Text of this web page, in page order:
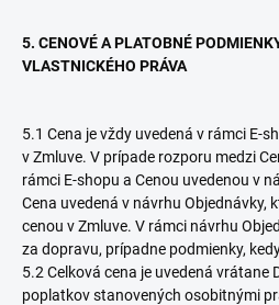
5. CENOVÉ A PLATOBNÉ
VLASTNICKÉHO PRÁVA
5.1 Cena je vždy uvedená v rámci E-
v Zmluve. V prípade rozporu medzi
rámci E-shopu a Cenou uvedenou v
Cena uvedená v návrhu Objednávky,
cenou v Zmluve. V rámci návrhu
za dopravu, prípadne podmienky,
5.2 Celková cena je uvedená vrátane
poplatkov stanovených osobitnými